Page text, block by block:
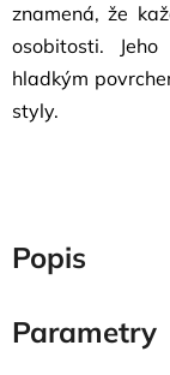
znamená, že
osobitosti.
hladkým
styly.
Popis
Parametry